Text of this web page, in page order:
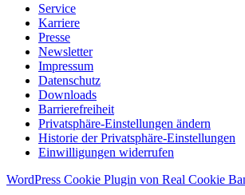
Service
Karriere
Presse
Newsletter
Impressum
Datenschutz
Downloads
Barrierefreiheit
Privatsphäre-Einstellungen ändern
Historie der Privatsphäre-Einstellungen
Einwilligungen widerrufen
WordPress Cookie Plugin von Real Cookie